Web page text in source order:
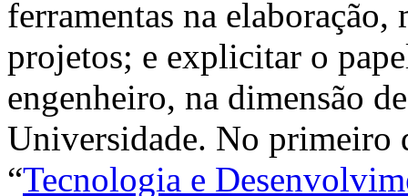
ferramentas na
projetos; e explicitar o
engenheiro, na dimensão
Universidade. No
“Tecnologia e